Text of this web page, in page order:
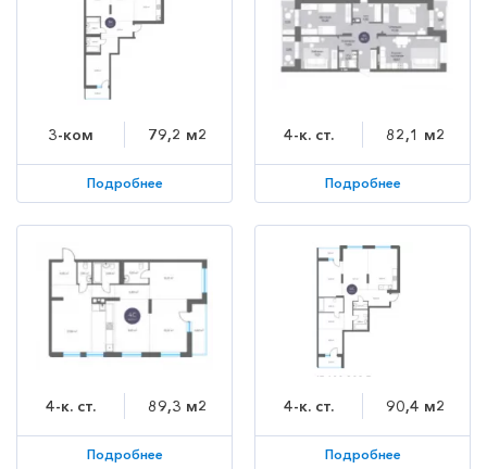
3-ком 79,2 м2
Подробнее
4-к. ст. 82,1 м2
Подробнее
4-к. ст. 89,3 м2
Подробнее
4-к. ст. 90,4 м2
Подробнее